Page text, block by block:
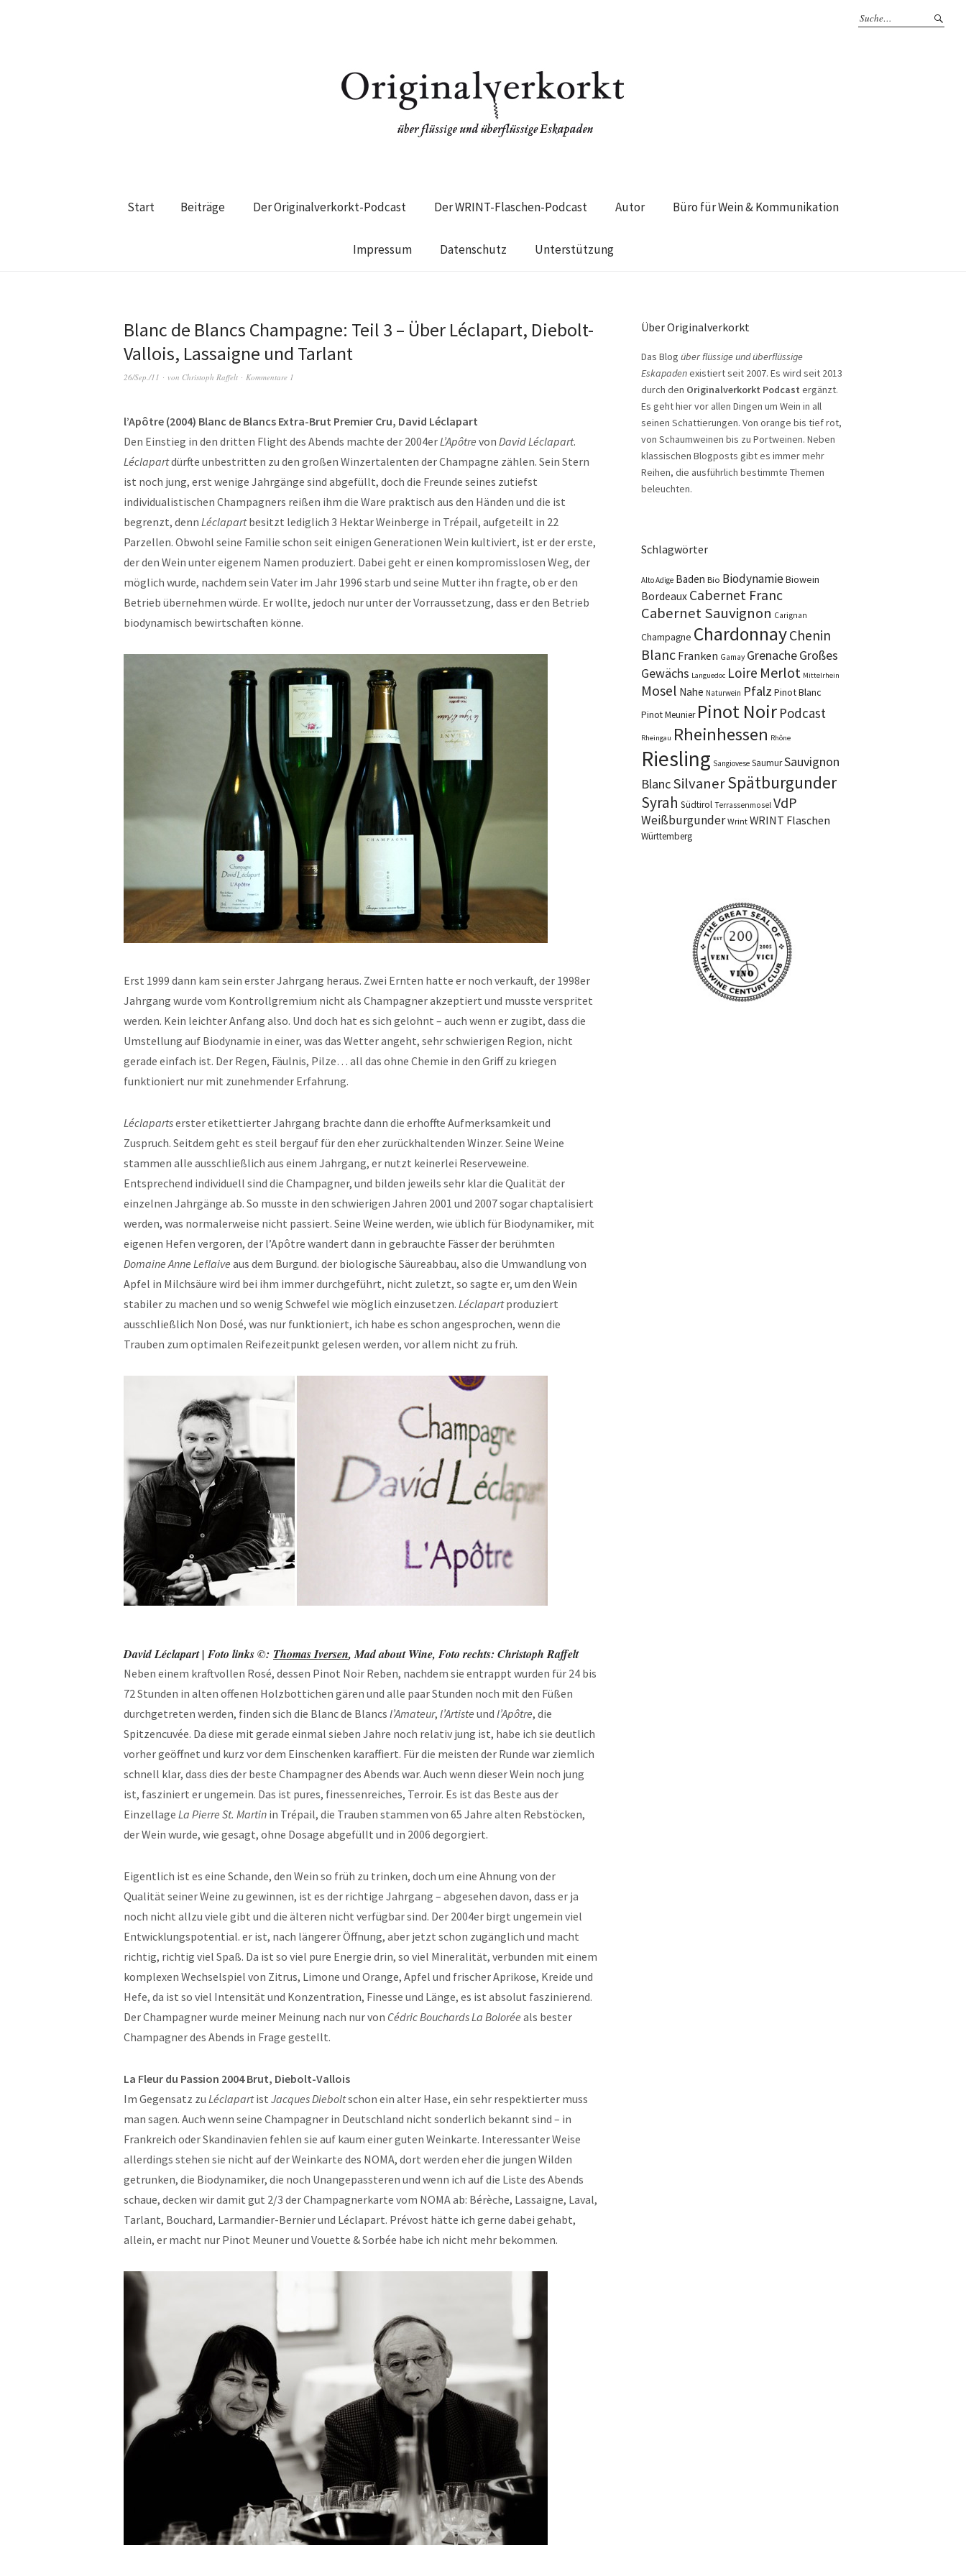
Start Beiträge Der Originalverkorkt-Podcast Der WRINT-Flaschen-Podcast Autor Büro für Wein & Kommunikation
Impressum Datenschutz Unterstützung
Blanc de Blancs Champagne: Teil 3 – Über Léclapart, Diebolt-
Vallois, Lassaigne und Tarlant
26/Sep./11 von Christoph Raffelt Kommentare 1
l’Apôtre (2004) Blanc de Blancs Extra-Brut Premier Cru, David Léclapart
Den Einstieg in den dritten Flight des Abends machte der 2004erL’Apôtre von David Léclapart.
Léclapartdürfte unbestritten zu den großen Winzertalenten der Champagne zählen. Sein Stern
ist noch jung, erst wenige Jahrgänge sind abgefüllt, doch die Freunde seines zutiefst
individualistischen Champagners reißen ihm die Ware praktisch aus den Händen und die ist
begrenzt, denn Léclapartbesitzt lediglich 3 Hektar Weinberge in Trépail, aufgeteilt in 22
Parzellen. Obwohl seine Familie schon seit einigen Generationen Wein kultiviert, ist er der erste,
der den Wein unter eigenem Namen produziert. Dabei geht er einen kompromisslosen Weg, der
möglich wurde, nachdem sein Vater im Jahr 1996 starb und seine Mutter ihn fragte, ob er den
Betrieb übernehmen würde. Er wollte, jedoch nur unter der Vorraussetzung, dass er den Betrieb
biodynamisch bewirtschaften könne.
Erst 1999 dann kam sein erster Jahrgang heraus. Zwei Ernten hatte er noch verkauft, der 1998er
Jahrgang wurde vom Kontrollgremium nicht als Champagner akzeptiert und musste verspritet
werden. Kein leichter Anfang also. Und doch hat es sich gelohnt – auch wenn er zugibt, dass die
Umstellung auf Biodynamie in einer, was das Wetter angeht, sehr schwierigen Region, nicht
gerade einfach ist. Der Regen, Fäulnis, Pilze… all das ohne Chemie in den Griff zu kriegen
funktioniert nur mit zunehmender Erfahrung.
Léclapartserster etikettierter Jahrgang brachte dann die erhoffte Aufmerksamkeit und
Zuspruch. Seitdem geht es steil bergauf für den eher zurückhaltenden Winzer. Seine Weine
stammen alle ausschließlich aus einem Jahrgang, er nutzt keinerlei Reserveweine.
Entsprechend individuell sind die Champagner, und bilden jeweils sehr klar die Qualität der
einzelnen Jahrgänge ab. So musste in den schwierigen Jahren 2001 und 2007 sogar chaptalisiert
werden, was normalerweise nicht passiert. Seine Weine werden, wie üblich für Biodynamiker, mit
eigenen Hefen vergoren, der l’Apôtre wandert dann in gebrauchte Fässer der berühmten
Domaine Anne Leflaive aus dem Burgund. der biologische Säureabbau, also die Umwandlung von
Apfel in Milchsäure wird bei ihm immer durchgeführt, nicht zuletzt, so sagte er, um den Wein
stabiler zu machen und so wenig Schwefel wie möglich einzusetzen. Léclapartproduziert
ausschließlich Non Dosé, was nur funktioniert, ich habe es schon angesprochen, wenn die
Trauben zum optimalen Reifezeitpunkt gelesen werden, vor allem nicht zu früh.
David Léclapart | Foto links ©: Thomas Iversen, Mad about Wine, Foto rechts: Christoph Raffelt
Neben einem kraftvollen Rosé, dessen Pinot Noir Reben, nachdem sie entrappt wurden für 24 bis
72 Stunden in alten offenen Holzbottichen gären und alle paar Stunden noch mit den Füßen
durchgetreten werden, finden sich die Blanc de Blancs l’Amateur, l’Artiste und l’Apôtre, die
Spitzencuvée. Da diese mit gerade einmal sieben Jahre noch relativ jung ist, habe ich sie deutlich
vorher geöffnet und kurz vor dem Einschenken karaffiert. Für die meisten der Runde war ziemlich
schnell klar, dass dies der beste Champagner des Abends war. Auch wenn dieser Wein noch jung
ist, fasziniert er ungemein. Das ist pures, finessenreiches, Terroir. Es ist das Beste aus der
Einzellage La Pierre St. Martin in Trépail, die Trauben stammen von 65 Jahre alten Rebstöcken,
der Wein wurde, wie gesagt, ohne Dosage abgefüllt und in 2006 degorgiert.
Eigentlich ist es eine Schande, den Wein so früh zu trinken, doch um eine Ahnung von der
Qualität seiner Weine zu gewinnen, ist es der richtige Jahrgang – abgesehen davon, dass er ja
noch nicht allzu viele gibt und die älteren nicht verfügbar sind. Der 2004er birgt ungemein viel
Entwicklungspotential. er ist, nach längerer Öffnung, aber jetzt schon zugänglich und macht
richtig, richtig viel Spaß. Da ist so viel pure Energie drin, so viel Mineralität, verbunden mit einem
komplexen Wechselspiel von Zitrus, Limone und Orange, Apfel und frischer Aprikose, Kreide und
Hefe, da ist so viel Intensität und Konzentration, Finesse und Länge, es ist absolut faszinierend.
Der Champagner wurde meiner Meinung nach nur von Cédric Bouchards La Bolorée als bester
Champagner des Abends in Frage gestellt.
La Fleur du Passion 2004 Brut, Diebolt-Vallois
Im Gegensatz zu Léclapartist Jacques Dieboltschon ein alter Hase, ein sehr respektierter muss
man sagen. Auch wenn seine Champagner in Deutschland nicht sonderlich bekannt sind – in
Frankreich oder Skandinavien fehlen sie auf kaum einer guten Weinkarte. Interessanter Weise
allerdings stehen sie nicht auf der Weinkarte des NOMA, dort werden eher die jungen Wilden
getrunken, die Biodynamiker, die noch Unangepassteren und wenn ich auf die Liste des Abends
schaue, decken wir damit gut 2/3 der Champagnerkarte vom NOMA ab: Bérèche, Lassaigne, Laval,
Tarlant, Bouchard, Larmandier-Bernier und Léclapart. Prévost hätte ich gerne dabei gehabt,
allein, er macht nur Pinot Meuner und Vouette & Sorbée habe ich nicht mehr bekommen.
Über Originalverkorkt
Das Blog über flüssige und überflüssige
Eskapadenexistiert seit 2007. Es wird seit 2013
durch den Originalverkorkt Podcast ergänzt.
Es geht hier vor allen Dingen um Wein in all
seinen Schattierungen. Von orange bis tief rot,
von Schaumweinen bis zu Portweinen. Neben
klassischen Blogposts gibt es immer mehr
Reihen, die ausführlich bestimmte Themen
beleuchten.
Schlagwörter
Alto Adige Baden Bio BiodynamieBiowein
Bordeaux Cabernet Franc
Cabernet Sauvignon Carignan
Champagne ChardonnayChenin
Blanc Franken Gamay GrenacheGroßes
Gewächs Languedoc Loire Merlot Mittelrhein
Mosel Nahe Naturwein Pfalz Pinot Blanc
Pinot Meunier Pinot Noir Podcast
Rheingau Rheinhessen Rhône
Riesling Sangiovese SaumurSauvignon
BlancSilvanerSpätburgunder
Syrah Südtirol Terrassenmosel VdP
Weißburgunder Wrint WRINT Flaschen
Württemberg